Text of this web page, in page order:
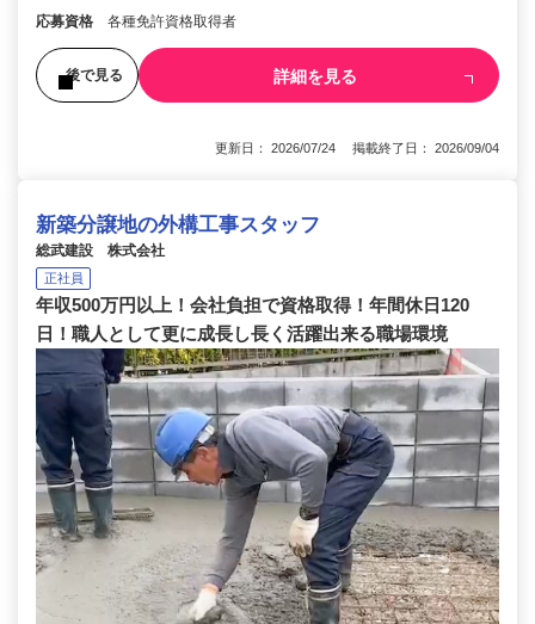
応募資格 各種免許資格取得者
後で見る 詳細を見る
更新日： 2026/07/24 掲載終了日： 2026/09/04
新築分譲地の外構工事スタッフ
総武建設 株式会社
正社員
年収500万円以上！会社負担で資格取得！年間休日120
日！職人として更に成長し長く活躍出来る職場環境